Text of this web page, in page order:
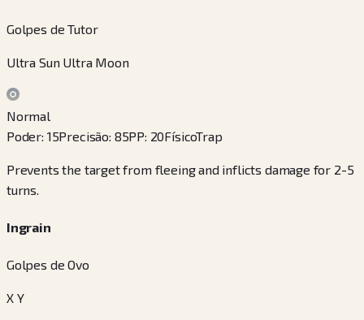
Golpes de Tutor
Ultra Sun Ultra Moon
Normal
Poder: 15Precisão: 85PP: 20FísicoTrap
Prevents the target from fleeing and inflicts damage for 2-5
turns.
Ingrain
Golpes de Ovo
X Y